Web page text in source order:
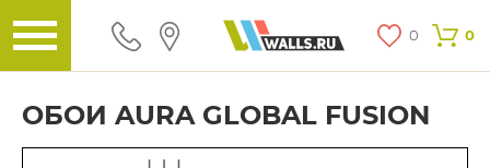
0 0
ОБОИ AURA GLOBAL FUSION